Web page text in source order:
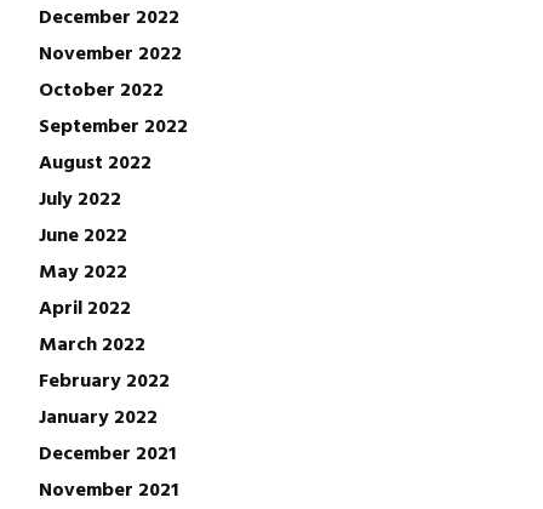
December 2022
November 2022
October 2022
September 2022
August 2022
July 2022
June 2022
May 2022
April 2022
March 2022
February 2022
January 2022
December 2021
November 2021